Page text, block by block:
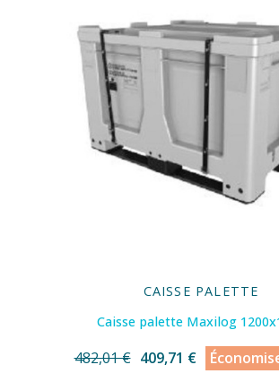
CAISSE PALETTE
Caisse palette Maxilog
482,01 € 409,71 €